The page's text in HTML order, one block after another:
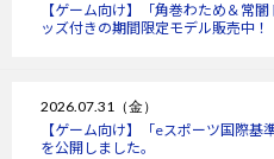
【ゲーム向け】「角巻わため＆常
ッズ付きの期間限定モデル販売中！
2026.07.31（金）
【ゲーム向け】「eスポーツ国際基
を公開しました。